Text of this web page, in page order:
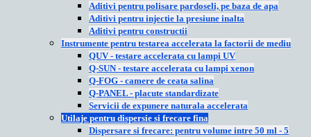
Aditivi pentru polisare pardoseli, pe baza de apa
Aditivi pentru injectie la presiune inalta
Aditivi pentru constructii
Instrumente pentru testarea accelerata la factorii de mediu
QUV - testare accelerata cu lampi UV
Q-SUN - testare accelerata cu lampi xenon
Q-FOG - camere de ceata salina
Q-PANEL - placute standardizate
Servicii de expunere naturala accelerata
Utilaje pentru dispersie si frecare fina
Dispersare si frecare: pentru volume intre 50 ml - 5